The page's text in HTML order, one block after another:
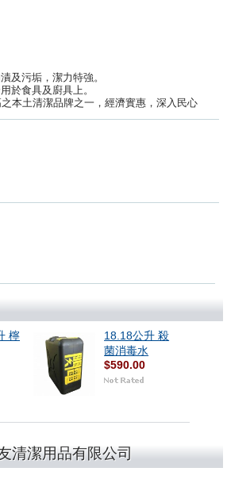
及污垢，潔力特強。
於食具及廚具上。
本土清潔品牌之一，經濟實惠，深入民心
檸
18.18公升 殺
菌消毒水
$590.00
清潔用品有限公司